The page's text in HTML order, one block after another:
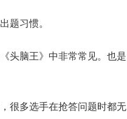
题习惯。
头脑王》中非常常见。也是
很多选手在抢答问题时都无